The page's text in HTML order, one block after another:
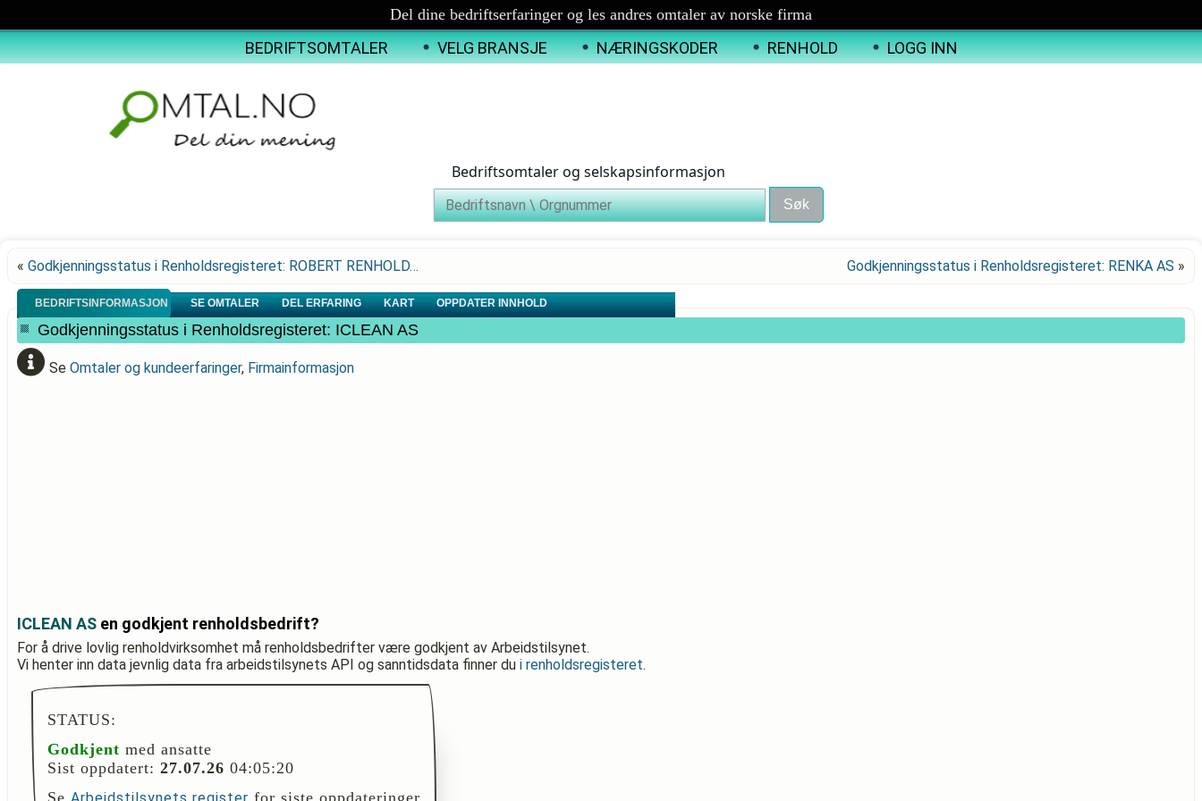
Del dine bedriftserfaringer og les andres omtaler av norske firma
BEDRIFTSOMTALER VELG BRANSJE NÆRINGSKODER RENHOLD LOGG INN
Bedriftsomtaler og selskapsinformasjon
« Godkjenningsstatus i Renholdsregisteret: ROBERT RENHOLD… Godkjenningsstatus i Renholdsregisteret: RENKA AS »
BEDRIFTSINFORMASJON SE OMTALER DEL ERFARING KART OPPDATER INNHOLD
Godkjenningsstatus i Renholdsregisteret: ICLEAN AS
Se Omtaler og kundeerfaringer, Firmainformasjon
ICLEAN AS en godkjent renholdsbedrift?
For å drive lovlig renholdvirksomhet må renholdsbedrifter være godkjent av Arbeidstilsynet.
Vi henter inn data jevnlig data fra arbeidstilsynets API og sanntidsdata finner du i renholdsregisteret.
STATUS:
Godkjent med ansatte
Sist oppdatert: 27.07.26 04:05:20
Se
for siste oppdateringer